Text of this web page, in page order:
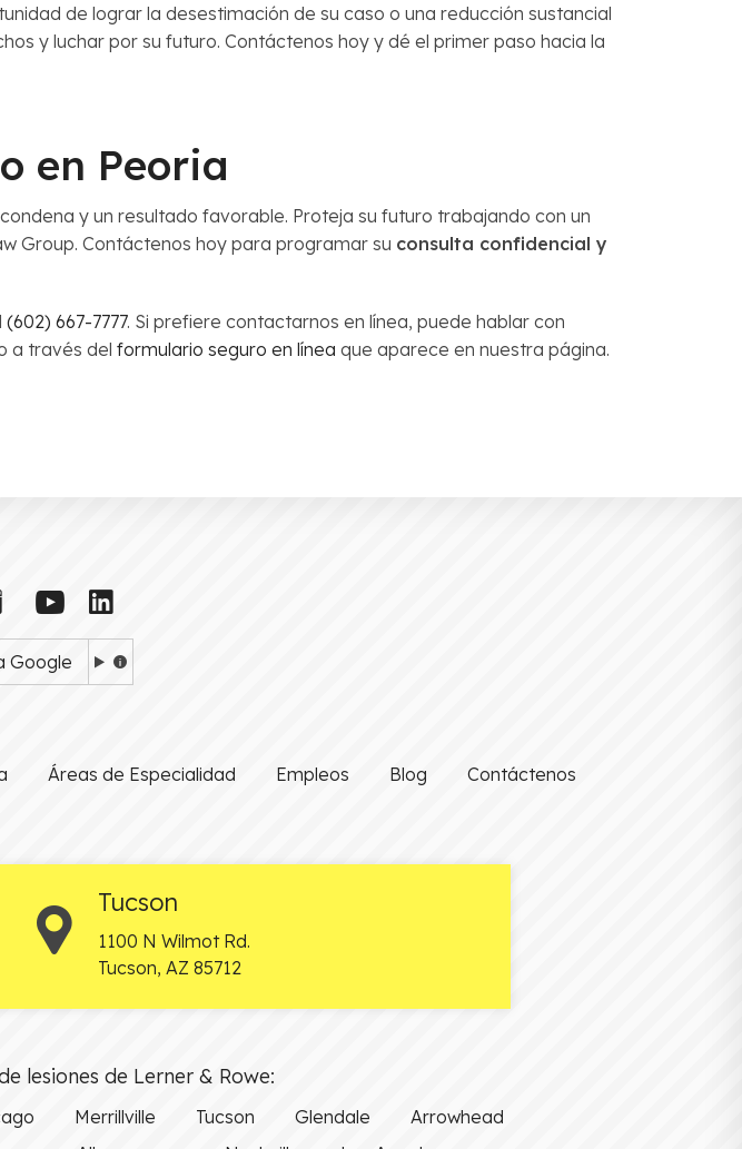
de lograr la desestimación de su caso o una reducción sustancial
y luchar por su futuro. Contáctenos hoy y dé el primer paso hacia la
en Peoria
y un resultado favorable. Proteja su futuro trabajando con un
Group. Contáctenos hoy para programar su consulta confidencial y
(602) 667-7777. Si prefiere contactarnos en línea, puede hablar con
a través del formulario seguro en línea que aparece en nuestra página.
Google
Áreas de Especialidad Empleos Blog Contáctenos
Tucson
1100 N Wilmot Rd.
Tucson, AZ 85712
lesiones de Lerner & Rowe:
Merrillville Tucson Glendale
Arrowhead